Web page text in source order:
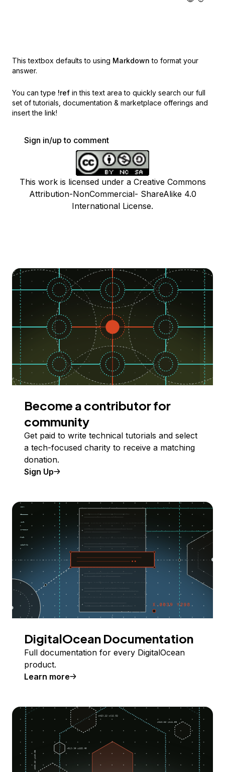
This textbox defaults to using Markdown to format your
answer.
You can type !ref in this text area to quickly search our full
set of tutorials, documentation & marketplace offerings and
insert the link!
Sign in/up to comment
This work is licensed under a Creative Commons
Attribution-NonCommercial- ShareAlike 4.0
International License.
Become a contributor for
community
Get paid to write technical tutorials and select
a tech-focused charity to receive a matching
donation.
Sign Up
DigitalOcean Documentation
Full documentation for every DigitalOcean
product.
Learn more